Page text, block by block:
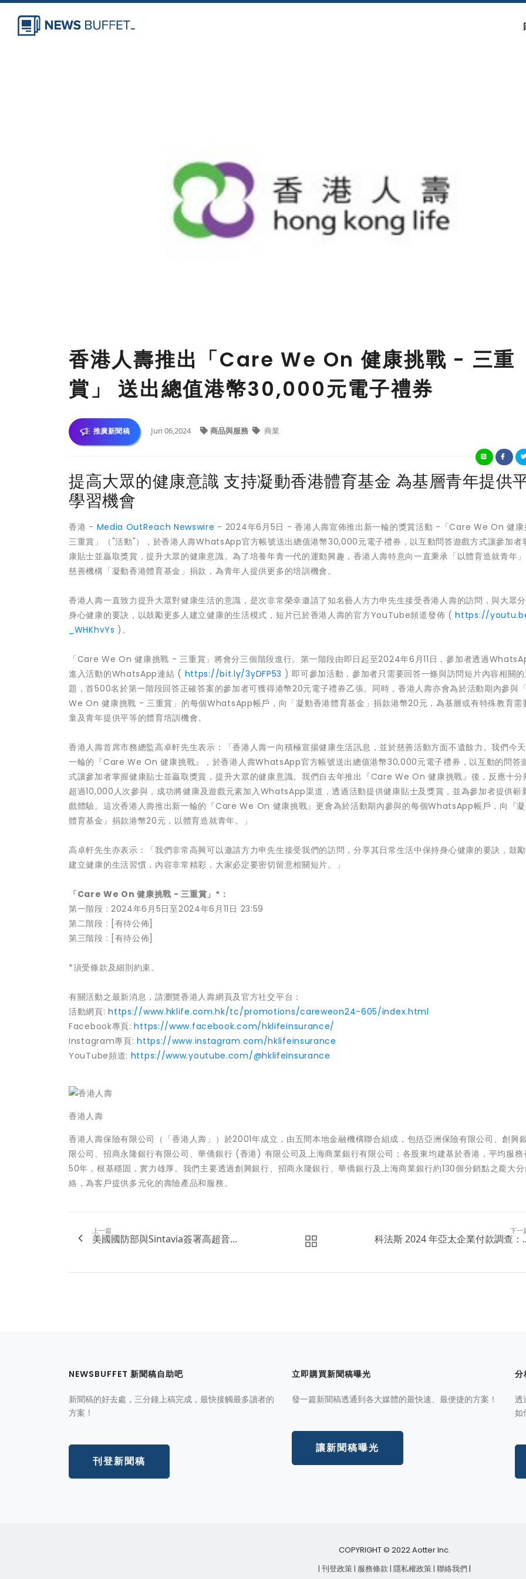
香港人壽推出「Care We On 健康挑戰 - 三重
賞」 送出總值港幣30,000元電子禮券
推廣新聞稿 Jun 06,2024 商品與服務 商業
提高大眾的健康意識 支持凝動香港體育基金 為基層青年提供
學習機會
香港 - Media OutReach Newswire - 2024年6月5日 - 香港人壽宣佈推出新一輪的獎賞活動 -「Care We On 健
三重賞」（"活動"），於香港人壽WhatsApp官方帳號送出總值港幣30,000元電子禮券，以互動問答遊戲方式讓參加者
康貼士並贏取獎賞，提升大眾的健康意識。為了培養年青一代的運動興趣，香港人壽特意向一直秉承「以體育造就青年
慈善機構「凝動香港體育基金」捐款，為青年人提供更多的培訓機會。
香港人壽一直致力提升大眾對健康生活的意識，是次非常榮幸邀請了知名藝人方力申先生接受香港人壽的訪問，與大眾
身心健康的要訣，以鼓勵更多人建立健康的生活模式，短片已於香港人壽的官方YouTube頻道發佈 (https://
_WHKhvYs )。
「Care We On 健康挑戰 - 三重賞」將會分三個階段進行。第一階段由即日起至2024年6月11日，參加者透過
進入活動的WhatsApp連結 ( https://bit.ly/3yDFP53 ) 即可參加活動，參加者只需要回答一條與訪問短片內容相關
題，首500名於第一階段回答正確答案的參加者可獲得港幣20元電子禮券乙張。同時，香港人壽亦會為於活動期內參與
We On 健康挑戰 - 三重賞」的每個WhatsApp帳戶，向「凝動香港體育基金」捐款港幣20元，為基層或有特殊教育需
童及青年提供平等的體育培訓機會。
香港人壽首席市務總監高卓軒先生表示：「香港人壽一向積極宣揚健康生活訊息，並於慈善活動方面不遺餘力。我們今
一輪的『Care We On 健康挑戰』，於香港人壽WhatsApp官方帳號送出總值港幣30,000元電子禮券，以互動的問答
式讓參加者掌握健康貼士並贏取獎賞，提升大眾的健康意識。我們自去年推出『Care We On 健康挑戰』後，反應十分
超過10,000人次參與，成功將健康及遊戲元素加入WhatsApp渠道，透過活動提供健康貼士及獎賞，並為參加者提供嶄
戲體驗。這次香港人壽推出新一輪的『Care We On 健康挑戰』更會為於活動期內參與的每個WhatsApp帳戶，向『凝
體育基金』捐款港幣20元，以體育造就青年。」
高卓軒先生亦表示：「我們非常高興可以邀請方力申先生接受我們的訪問，分享其日常生活中保持身心健康的要訣，鼓
建立健康的生活習慣，內容非常精彩，大家必定要密切留意相關短片。」
「Care We On 健康挑戰 - 三重賞」*：
第一階段 : 2024年6月5日至2024年6月11日 23:59
第二階段 : [有待公佈]
第三階段 : [有待公佈]
*須受條款及細則約束。
有關活動之最新消息，請瀏覽香港人壽網頁及官方社交平台：
活動網頁:https://www.hklife.com.hk/tc/promotions/careweon24-605/index.html
Facebook專頁:https://www.facebook.com/hklifeinsurance/
Instagram專頁:https://www.instagram.com/hklifeinsurance
YouTube頻道: https://www.youtube.com/@hklifeinsurance
香港人壽
香港人壽保險有限公司（「香港人壽」）於2001年成立，由五間本地金融機構聯合組成，包括亞洲保險有限公司、創興
限公司、招商永隆銀行有限公司、華僑銀行 (香港) 有限公司及上海商業銀行有限公司；各股東均建基於香港，平均服務
50年，根基穩固，實力雄厚。我們主要透過創興銀行、招商永隆銀行、華僑銀行及上海商業銀行約130個分銷點之龐大分
絡，為客戶提供多元化的壽險產品和服務。
上一篇
美國國防部與Sintavia簽署高超音...
下一
科法斯 2024 年亞太企業付款調查：
NEWSBUFFET 新聞稿自助吧
新聞稿的好去處，三分鐘上稿完成，最快接觸最多讀者的
方案！
刊登新聞稿
立即購買新聞稿曝光
發一篇新聞稿透通到各大媒體的最快速、最便捷的方案！
讓新聞稿曝光
分
透
如
COPYRIGHT © 2022 Aotter Inc.
| 刊登政策 | 服務條款 | 隱私權政策 | 聯絡我們 |